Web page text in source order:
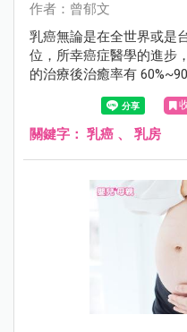
作者：曾郁文
乳癌無論是在全世界或是
位，所幸癌症醫學的進步
的治療後治癒率有
受藥物治療後，常會出現
狀，伴隨陰道乾澀、性行
擾。
關鍵字： 乳癌 、 乳房